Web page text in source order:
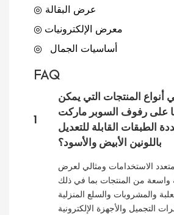
◎ عرض البقالة
◎ معرض الإلكترونيات
◎
أساسيات الجمال
FAQ
1
أنواع المنتجات التي يمكن
على رفوف السوبر ماركت
الطبقات القابلة للتعديل
باللونين الأبيض والأسود؟
الاستخدامات ومثالي لعرض
من المنتجات بما في ذلك
والمشروبات والسلع المنزلية
التجميل والأجهزة الإلكترونية